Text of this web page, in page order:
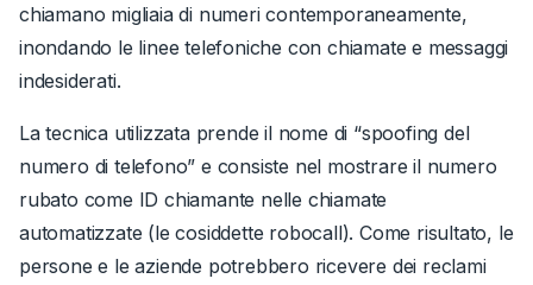
chiamano migliaia di numeri contemporaneamente,
inondando le linee telefoniche con chiamate e messaggi
indesiderati.
La tecnica utilizzata prende il nome di “spoofing del
numero di telefono” e consiste nel mostrare il numero
rubato come ID chiamante nelle chiamate
automatizzate (le cosiddette robocall). Come risultato, le
persone e le aziende potrebbero ricevere dei reclami